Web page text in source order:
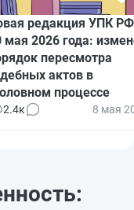
редакция УПК
мая 2026 года:
пересмотра
актов в
процессе
2.4к 8 мая